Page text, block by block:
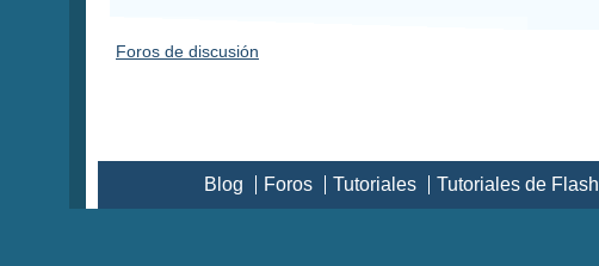
Foros de discusión
Blog Foros Tutoriales Tutoriales de Flash